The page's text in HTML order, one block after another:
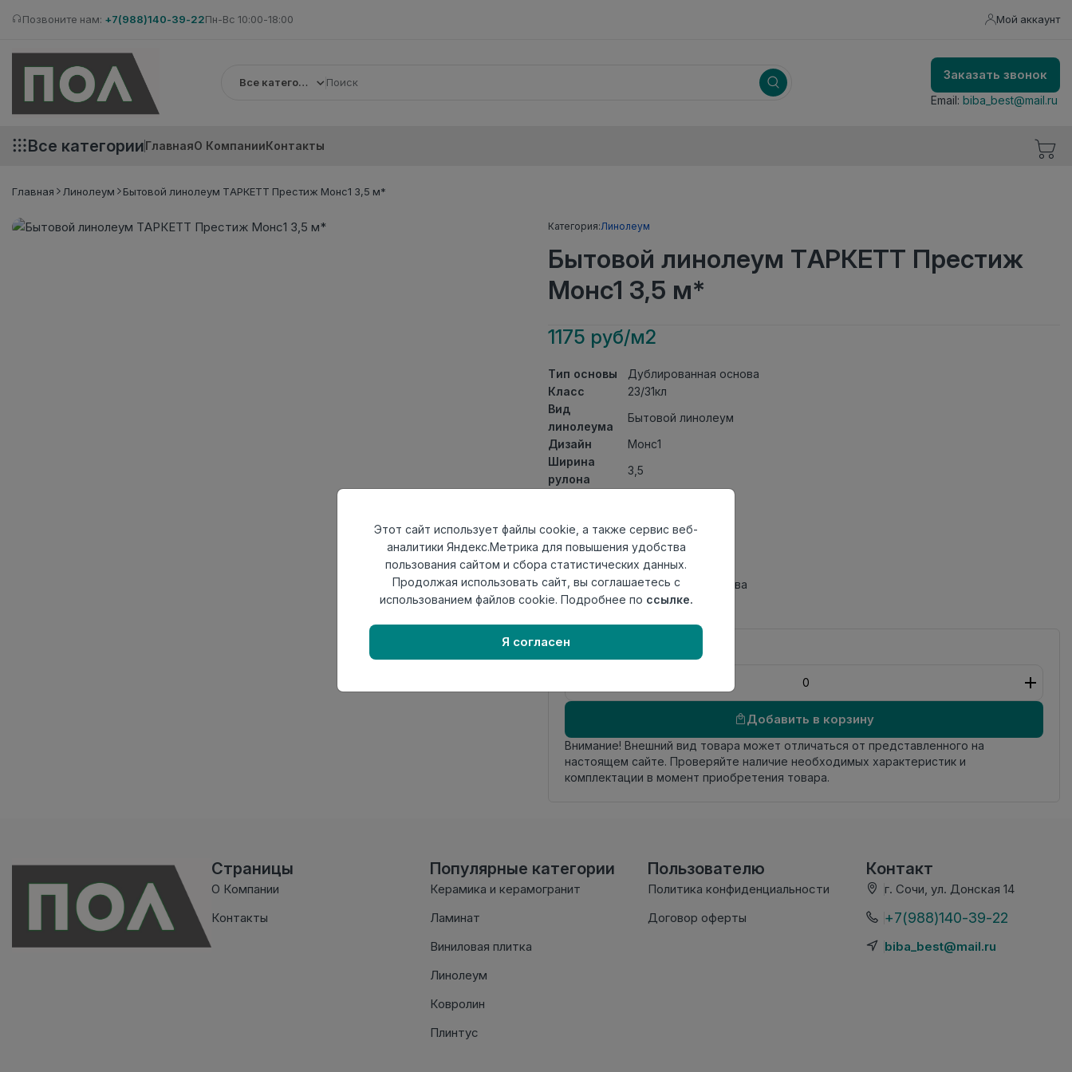
Позвоните нам: +7(988)140-39-22Пн-Вс 10:00-18:00 Мой аккаунт
Все категории
Заказать звонок
Email: biba_best@mail.ru
Все категорииГлавнаяО КомпанииКонтакты
Главная Линолеум Бытовой линолеум ТАРКЕТТ Престиж Монс1 3,5 м*
Категория:Линолеум
Бытовой линолеум ТАРКЕТТ Престиж
Монс1 3,5 м*
1175 руб/м2
Тип основы
Дублированная основа
Класс
23/31кл
Вид
линолеума
Бытовой линолеум
Дизайн
Монс1
Ширина
рулона
3,5
Толщина
защитного
слоя
0,30мм
АктуальностьСнят с производства
Страна
Добавить в корзину
Внимание! Внешний вид товара может отличаться от представленного на
настоящем сайте. Проверяйте наличие необходимых характеристик и
комплектации в момент приобретения товара.
Страницы
О Компании
Контакты
Популярные категории
Керамика и керамогранит
Ламинат
Виниловая плитка
Линолеум
Ковролин
Плинтус
Пользователю
Политика конфиденциальности
Договор оферты
Контакт
г. Сочи, ул. Донская 14
+7(988)140-39-22
biba_best@mail.ru
Этот сайт использует файлы cookie, а также сервис веб-
аналитики Яндекс.Метрика для повышения удобства
пользования сайтом и сбора статистических данных.
Продолжая использовать сайт, вы соглашаетесь с
использованием файлов cookie. Подробнее по ссылке.
Я согласен